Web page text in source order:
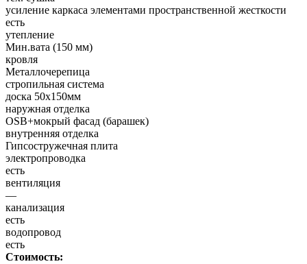
усиление каркаса элементами пространственной жесткости
есть
утепление
Мин.вата (150 мм)
кровля
Металлочерепица
стропильная система
доска 50х150мм
наружная отделка
OSB+мокрый фасад (барашек)
внутренняя отделка
Гипсостружечная плита
электропроводка
есть
вентиляция
—
канализация
есть
водопровод
есть
Стоимость: